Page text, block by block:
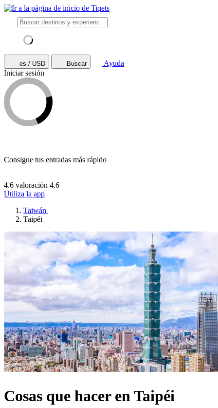
es / USD Buscar
Ayuda
Iniciar sesión
Consigue tus entradas más rápido
4.6 valoración 4.6
Utiliza la app
Taiwán
Taipéi
Cosas que hacer en Taipéi